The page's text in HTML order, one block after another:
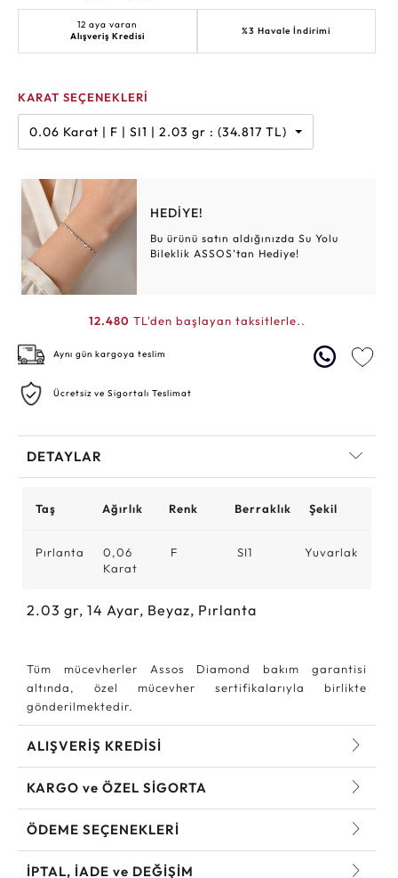
12 aya varan
Alışveriş Kredisi
%3 Havale İndirimi
KARAT SEÇENEKLERİ
0.06 Karat | F | SI1 | 2.03 gr : (34.817 TL)
HEDİYE!
Bu ürünü satın aldığınızda Su Yolu
Bileklik ASSOS’tan Hediye!
12.480 TL'den başlayan taksitlerle..
Aynı gün kargoya teslim
Ücretsiz ve Sigortalı Teslimat
DETAYLAR
Taş Ağırlık Renk Berraklık Şekil
Pırlanta
0,06
Karat
F SI1 Yuvarlak
2.03 gr, 14 Ayar, Beyaz, Pırlanta
Tüm mücevherler Assos Diamond bakım garantisi
altında, özel mücevher sertifikalarıyla birlikte
gönderilmektedir.
ALIŞVERİŞ KREDİSİ
KARGO ve ÖZEL SİGORTA
ÖDEME SEÇENEKLERİ
İPTAL, İADE ve DEĞİŞİM